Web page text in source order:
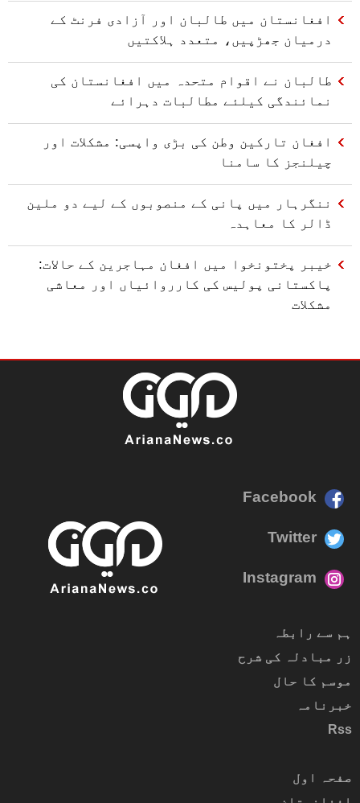
افغانستان میں طالبان اور آزادی فرنٹ کے
درمیان جھڑپیں، متعدد ہلاکتیں
طالبان نے اقوام متحدہ میں افغانستان کی
نمائندگی کیلئے مطالبات دہرائے
افغان تارکین وطن کی بڑی واپسی: مشکلات اور
چیلنجز کا سامنا
ننگرہار میں پانی کے منصوبوں کے لیے دو ملین
ڈالر کا معاہدہ
خیبر پختونخوا میں افغان مہاجرین کے حالات:
پاکستانی پولیس کی کارروائیاں اور معاشی
مشکلات
Facebook
Twitter
Instagram
ہم سے رابطہ
زر مبادلہ کی شرح
موسم کا حال
خبرنامہ
Rss
صفحہ اول